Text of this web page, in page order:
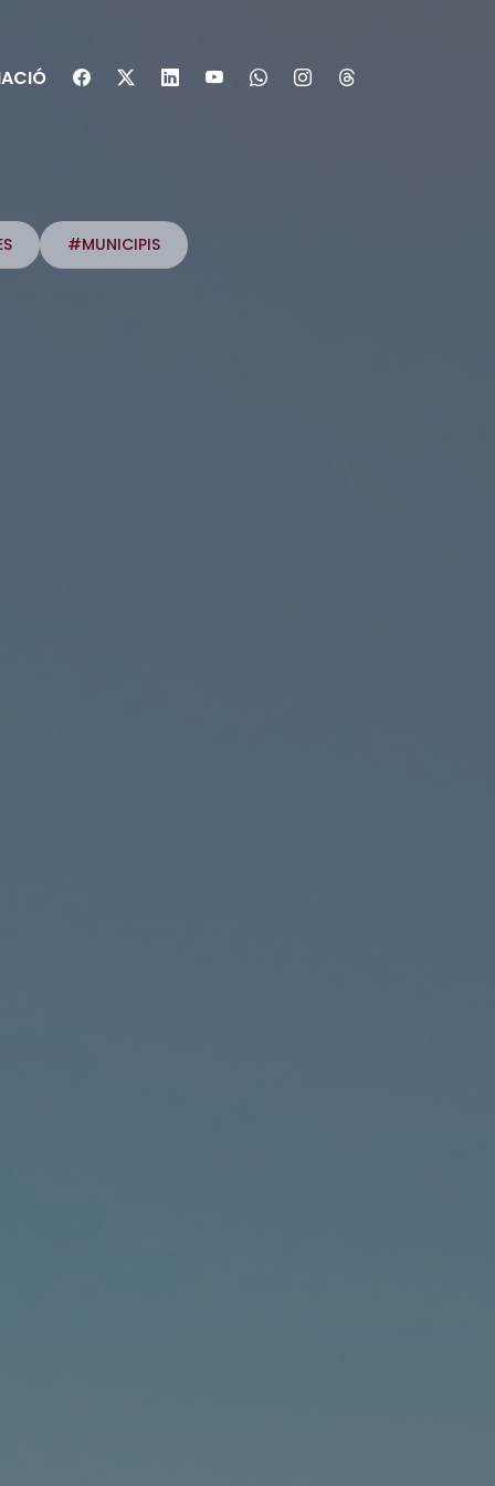
#MUNICIPIS